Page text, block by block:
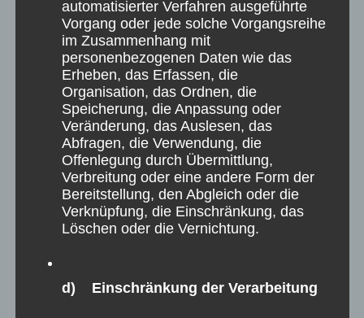
Bezirksprinzenschießen
Bezirksfahnenschwenken
Proklamation
21. August 2026 19:00-21:00
Lbz-Rundenwettkampf LG aufgelegt Borth gegen
Uedemerbruch 1
Pastor-Wilden-Straße 2, 47495 Rheinberg, Deutschland
23. August 2026
Landesschützenfest
Kalkar, 47546 Kalkar, Deutschland
Lbz-RWK KK Gruppe 2 - Broekhuysen gegen
automatisierter Verfahren ausgeführte
Vorgang oder jede solche Vorgangsreihe
im Zusammenhang mit
personenbezogenen Daten wie das
Erheben, das Erfassen, die
Organisation, das Ordnen, die
Speicherung, die Anpassung oder
Veränderung, das Auslesen, das
Abfragen, die Verwendung, die
Offenlegung durch Übermittlung,
Verbreitung oder eine andere Form der
Bereitstellung, den Abgleich oder die
Verknüpfung, die Einschränkung, das
Löschen oder die Vernichtung.
d) Einschränkung der Verarbeitung